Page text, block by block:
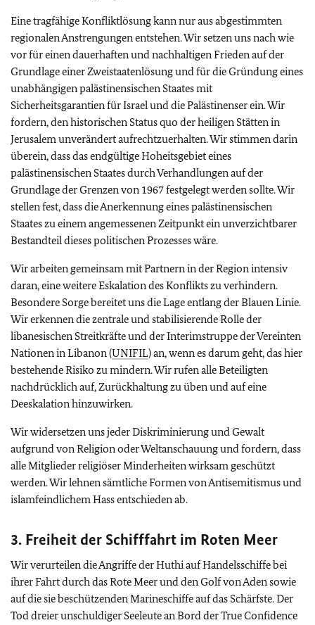
Eine tragfähige Konfliktlösung kann nur aus abgestimmten
regionalen Anstrengungen entstehen. Wir setzen uns nach wie
vor für einen dauerhaften und nachhaltigen Frieden auf der
Grundlage einer Zweistaatenlösung und für die Gründung eines
unabhängigen palästinensischen Staates mit
Sicherheitsgarantien für Israel und die Palästinenser ein. Wir
fordern, den historischen Status quo der heiligen Stätten in
Jerusalem unverändert aufrechtzuerhalten. Wir stimmen darin
überein, dass das endgültige Hoheitsgebiet eines
palästinensischen Staates durch Verhandlungen auf der
Grundlage der Grenzen von 1967 festgelegt werden sollte. Wir
stellen fest, dass die Anerkennung eines palästinensischen
Staates zu einem angemessenen Zeitpunkt ein unverzichtbarer
Bestandteil dieses politischen Prozesses wäre.
Wir arbeiten gemeinsam mit Partnern in der Region intensiv
daran, eine weitere Eskalation des Konflikts zu verhindern.
Besondere Sorge bereitet uns die Lage entlang der Blauen Linie.
Wir erkennen die zentrale und stabilisierende Rolle der
libanesischen Streitkräfte und der Interimstruppe der Vereinten
Nationen in Libanon (UNIFIL) an, wenn es darum geht, das hier
bestehende Risiko zu mindern. Wir rufen alle Beteiligten
nachdrücklich auf, Zurückhaltung zu üben und auf eine
Deeskalation hinzuwirken.
Wir widersetzen uns jeder Diskriminierung und Gewalt
aufgrund von Religion oder Weltanschauung und fordern, dass
alle Mitglieder religiöser Minderheiten wirksam geschützt
werden. Wir lehnen sämtliche Formen von Antisemitismus und
islamfeindlichem Hass entschieden ab.
3. Freiheit der Schifffahrt im Roten Meer
Wir verurteilen die Angriffe der Huthi auf Handelsschiffe bei
ihrer Fahrt durch das Rote Meer und den Golf von Aden sowie
auf die sie beschützenden Marineschiffe auf das Schärfste. Der
Tod dreier unschuldiger Seeleute an Bord der True Confidence